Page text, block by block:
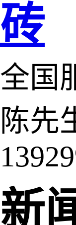
砖
全国
陈先
新